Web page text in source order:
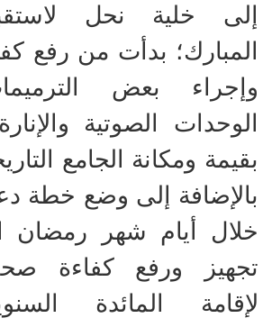
إلى خلية نحل
المبارك؛ بدأت من رفع
وإجراء بعض
الوحدات الصوتية
بقيمة ومكانة الجامع
بالإضافة إلى وضع خطة
خلال أيام شهر رمضان
تجهيز ورفع كفاءة
لإقامة المائدة